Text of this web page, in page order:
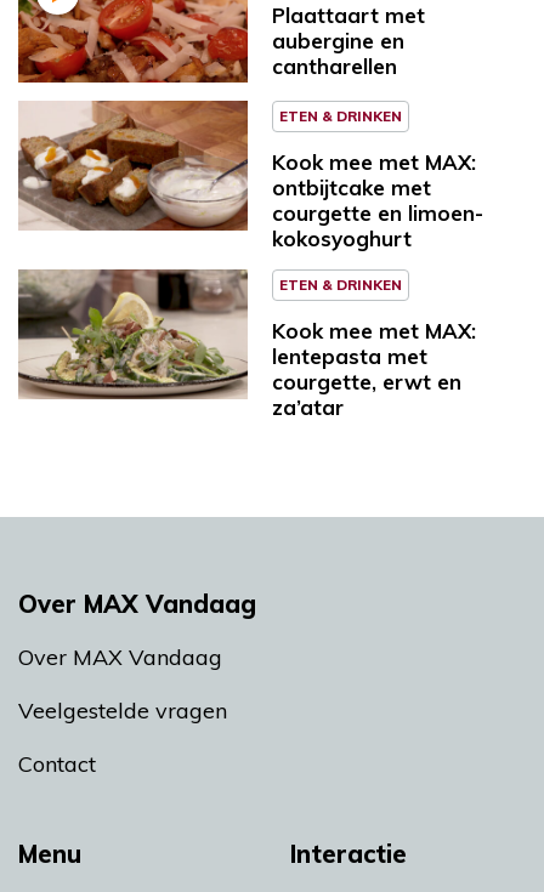
Plaattaart met
aubergine en
cantharellen
ETEN & DRINKEN
Kook mee met MAX:
ontbijtcake met
courgette en limoen-
kokosyoghurt
ETEN & DRINKEN
Kook mee met MAX:
lentepasta met
courgette, erwt en
za’atar
Menu Interactie
Over MAX Vandaag
Over MAX Vandaag
Veelgestelde vragen
Contact